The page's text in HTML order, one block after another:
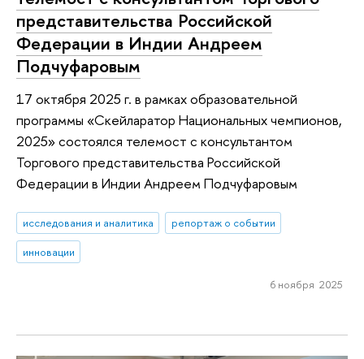
представительства Российской
Федерации в Индии Андреем
Подчуфаровым
17 октября 2025 г. в рамках образовательной
программы «Скейларатор Национальных чемпионов,
2025» состоялся телемост с консультантом
Торгового представительства Российской
Федерации в Индии Андреем Подчуфаровым
исследования и аналитика
репортаж о событии
инновации
6 ноября 2025